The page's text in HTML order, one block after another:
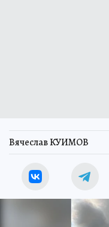
Вячеслав КУИМОВ